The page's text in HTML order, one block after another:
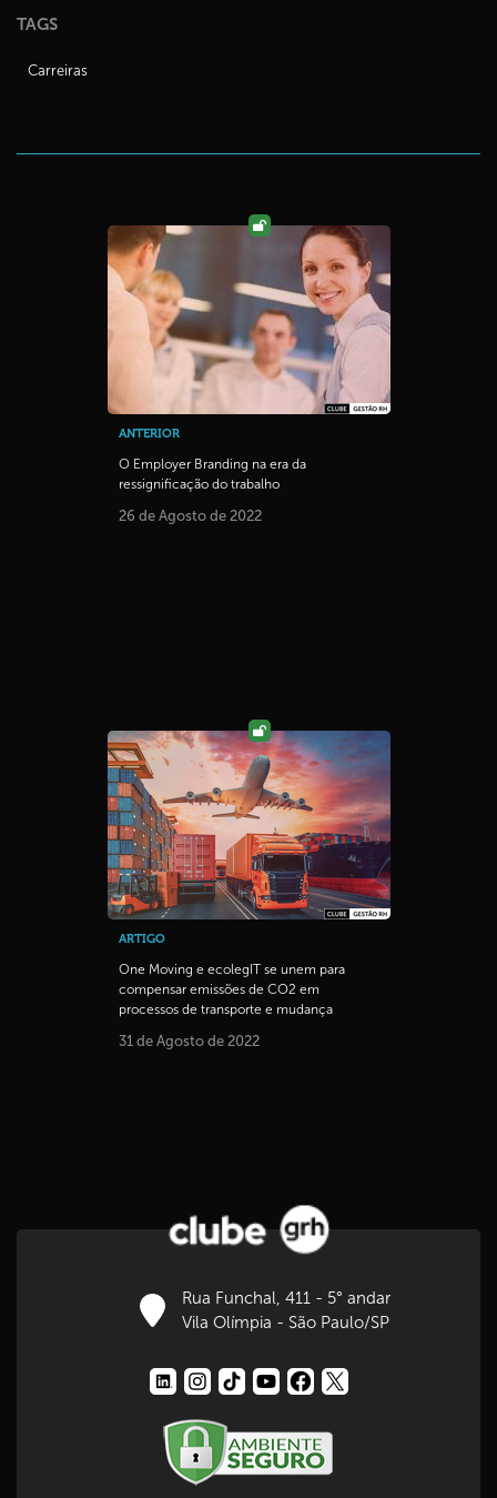
TAGS
Carreiras
ANTERIOR
O Employer Branding na era da
ressignificação do trabalho
26 de Agosto de 2022
ARTIGO
One Moving e ecolegIT se unem para
compensar emissões de CO2 em
processos de transporte e mudança
31 de Agosto de 2022
Rua Funchal, 411 - 5° andar
Vila Olímpia - São Paulo/SP